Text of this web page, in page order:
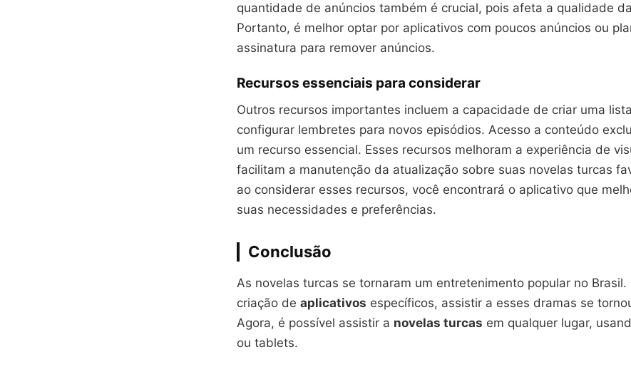
quantidade de anúncios também é crucial, pois afeta a qualidade
Portanto, é melhor optar por aplicativos com poucos anúncios ou
assinatura para remover anúncios.
Recursos essenciais para considerar
Outros recursos importantes incluem a capacidade de criar uma
configurar lembretes para novos episódios. Acesso a conteúdo
um recurso essencial. Esses recursos melhoram a experiência de
facilitam a manutenção da atualização sobre suas novelas turcas
ao considerar esses recursos, você encontrará o aplicativo que
suas necessidades e preferências.
Conclusão
As novelas turcas se tornaram um entretenimento popular no Brasil.
criação de aplicativos específicos, assistir a esses dramas se
Agora, é possível assistir a novelas turcas em qualquer lugar,
ou tablets.